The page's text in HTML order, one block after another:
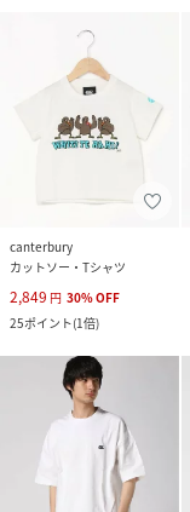
canterbury
カットソー・Tシャツ
2,849 円 30%OFF
25ポイント(1倍)